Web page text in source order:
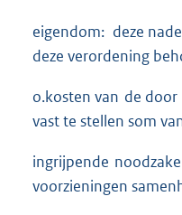
eigendom: deze
deze verordening
o.kosten van de
vast te stellen som
ingrijpende
voorzieningen